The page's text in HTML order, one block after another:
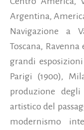
Argentina,
Navigazione a
Toscana,
grandi
Parigi (1900),
produzione
artistico del
modernismo